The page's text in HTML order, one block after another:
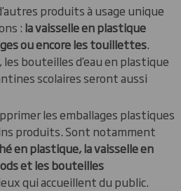
produits à usage unique
: la vaisselle en plastique
ou encore les touillettes.
bouteilles d’eau en plastique
scolaires seront aussi
les emballages plastiques
produits. Sont notamment
en plastique, la vaisselle en
et les bouteilles
qui accueillent du public.